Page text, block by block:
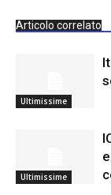
Articolo correlato
Ultimissime
Ultimissime